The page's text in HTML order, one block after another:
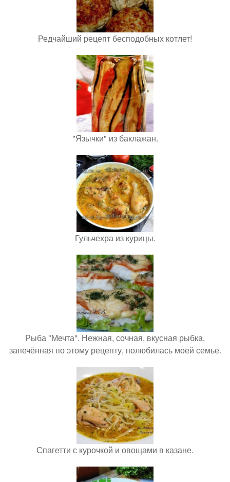
Редчайший рецепт бесподобных котлет!
"Язычки" из баклажан.
Гульчехра из курицы.
Рыба "Мечта". Нежная, сочная, вкусная рыбка,
запечённая по этому рецепту, полюбилась моей семье.
Спагетти с курочкой и овощами в казане.